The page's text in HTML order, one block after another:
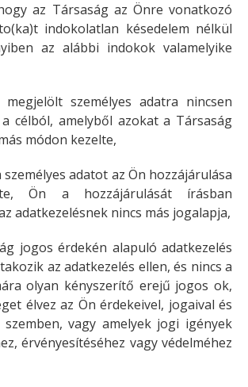
az Társaság az Önre vonatkozó
indokolatlan késedelem nélkül
az alábbi indokok valamelyike
személyes adatra nincsen
célból, amelyből azokat a Társaság
módon kezelte,
személyes adatot az Ön hozzájárulása
Ön a hozzájárulását írásban
adatkezelésnek nincs más jogalapja,
jogos érdekén alapuló adatkezelés
az adatkezelés ellen, és nincs a
olyan kényszerítő erejű jogos ok,
élvez az Ön érdekeivel, jogaival és
szemben, vagy amelyek jogi igények
érvényesítéséhez vagy védelméhez